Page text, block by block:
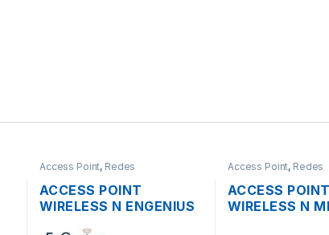
Access Point, Redes
ACCESS POINT
WIRELESS N ENGENIUS
Access Point, Redes
ACCESS POINT
WIRELESS N